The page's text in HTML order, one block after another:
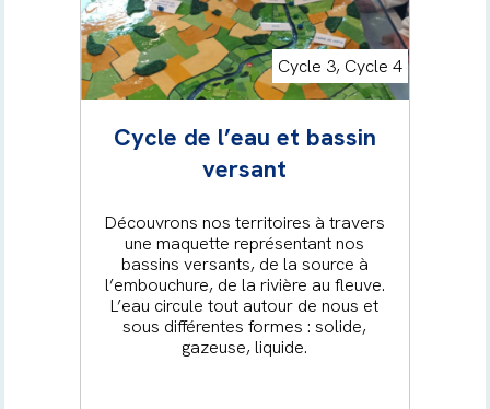
Cycle 3, Cycle 4
Cycle de l’eau et bassin
versant
Découvrons nos territoires à travers
une maquette représentant nos
bassins versants, de la source à
l’embouchure, de la rivière au fleuve.
L’eau circule tout autour de nous et
sous différentes formes : solide,
gazeuse, liquide.